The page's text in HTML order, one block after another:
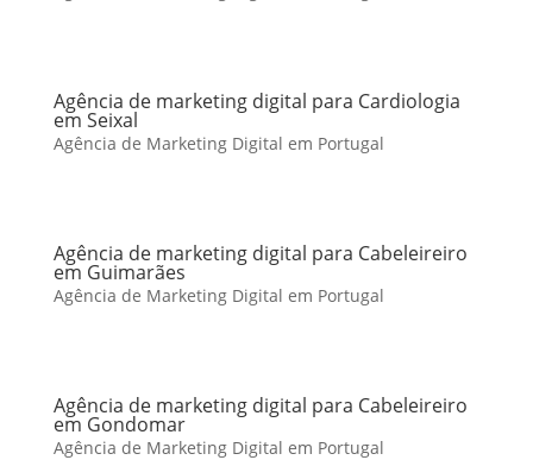
Agência de marketing digital para Cardiologia
em Seixal
Agência de Marketing Digital em Portugal
Agência de marketing digital para Cabeleireiro
em Guimarães
Agência de Marketing Digital em Portugal
Agência de marketing digital para Cabeleireiro
em Gondomar
Agência de Marketing Digital em Portugal